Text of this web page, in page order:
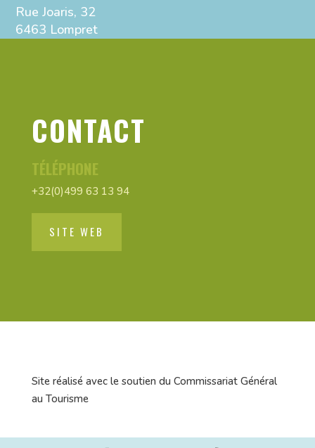
Rue Joaris, 32
6463 Lompret
CONTACT
TÉLÉPHONE
+32(0)499 63 13 94
SITE WEB
Site réalisé avec le soutien du Commissariat Général
au Tourisme